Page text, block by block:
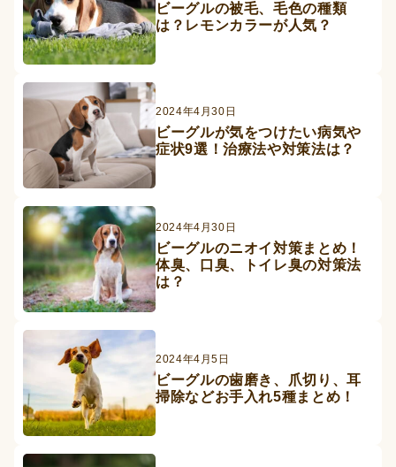
ビーグルの被毛、毛色の種類
は？レモンカラーが人気？
2024年4月30日
ビーグルが気をつけたい病気や
症状9選！治療法や対策法は？
2024年4月30日
ビーグルのニオイ対策まとめ！
体臭、口臭、トイレ臭の対策法
は？
2024年4月5日
ビーグルの歯磨き、爪切り、耳
掃除などお手入れ5種まとめ！